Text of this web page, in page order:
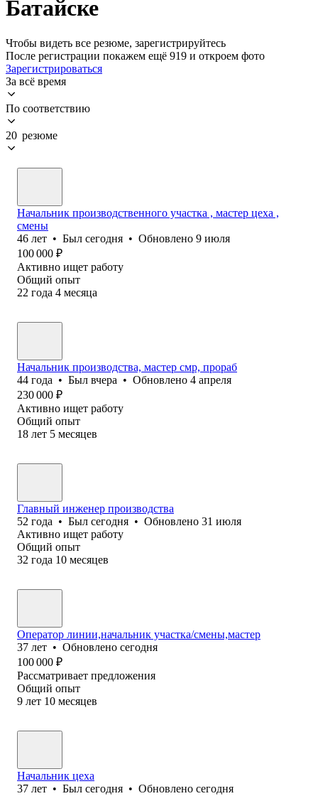
Батайске
Чтобы видеть все резюме, зарегистрируйтесь
После регистрации покажем ещё 919 и откроем фото
Зарегистрироваться
За всё время
По соответствию
20 резюме
Начальник производственного участка , мастер цеха ,
смены
46 лет • Был сегодня • Обновлено 9 июля
100 000 ₽
Активно ищет работу
Общий опыт
22 года 4 месяца
Начальник производства, мастер смр, прораб
44 года • Был вчера • Обновлено 4 апреля
230 000 ₽
Активно ищет работу
Общий опыт
18 лет 5 месяцев
Главный инженер производства
52 года • Был сегодня • Обновлено 31 июля
Активно ищет работу
Общий опыт
32 года 10 месяцев
Оператор линии,начальник участка/смены,мастер
37 лет • Обновлено сегодня
100 000 ₽
Рассматривает предложения
Общий опыт
9 лет 10 месяцев
Начальник цеха
37 лет • Был сегодня • Обновлено сегодня